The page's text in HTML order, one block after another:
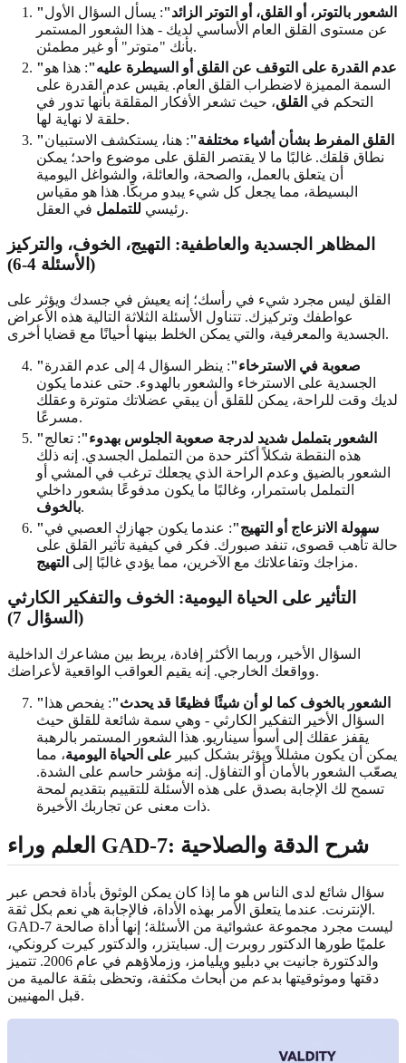
"الشعور بالتوتر، أو القلق، أو التوتر الزائد": يسأل السؤال الأول
عن مستوى القلق العام الأساسي لديك - هذا الشعور المستمر
بأنك "متوتر" أو غير مطمئن.
"عدم القدرة على التوقف عن القلق أو السيطرة عليه": هذا هو
السمة المميزة لاضطراب القلق العام. يقيس عدم القدرة على
التحكم في القلق، حيث تشعر الأفكار المقلقة بأنها تدور في
حلقة لا نهاية لها.
"القلق المفرط بشأن أشياء مختلفة": هنا، يستكشف الاستبيان
نطاق قلقك. غالبًا ما لا يقتصر القلق على موضوع واحد؛ يمكن
أن يتعلق بالعمل، والصحة، والعائلة، والشواغل اليومية
البسيطة، مما يجعل كل شيء يبدو مربكًا. هذا هو مقياس
رئيسي للتململ في العقل.
المظاهر الجسدية والعاطفية: التهيج، الخوف، والتركيز
(الأسئلة 4-6)
القلق ليس مجرد شيء في رأسك؛ إنه يعيش في جسدك ويؤثر على
عواطفك وتركيزك. تتناول الأسئلة الثلاثة التالية هذه الأعراض
الجسدية والمعرفية، والتي يمكن الخلط بينها أحيانًا مع قضايا أخرى.
"صعوبة في الاسترخاء"
: ينظر السؤال 4 إلى عدم القدرة
الجسدية على الاسترخاء والشعور بالهدوء. حتى عندما يكون
لديك وقت للراحة، يمكن للقلق أن يبقي عضلاتك متوترة وعقلك
مسرعًا.
"الشعور بتململ شديد لدرجة صعوبة الجلوس بهدوء": تعالج
هذه النقطة شكلاً أكثر حدة من التململ الجسدي. إنه ذلك
الشعور بالضيق وعدم الراحة الذي يجعلك ترغب في المشي أو
التململ باستمرار، وغالبًا ما يكون مدفوعًا بشعور داخلي
بالخوف.
"سهولة الانزعاج أو التهيج": عندما يكون جهازك العصبي في
حالة تأهب قصوى، تنفد صبورك. فكر في كيفية تأثير القلق على
مزاجك وتفاعلاتك مع الآخرين، مما يؤدي غالبًا إلى التهيج .
التأثير على الحياة اليومية: الخوف والتفكير الكارثي
(السؤال 7)
السؤال الأخير، وربما الأكثر إفادة، يربط بين مشاعرك الداخلية
وواقعك الخارجي. إنه يقيم العواقب الواقعية لأعراضك.
"الشعور بالخوف كما لو أن شيئًا فظيعًا قد يحدث": يفحص هذا
السؤال الأخير التفكير الكارثي - وهي سمة شائعة للقلق حيث
يقفز عقلك إلى أسوأ سيناريو. هذا الشعور المستمر بالرهبة
يمكن أن يكون مشللاً ويؤثر بشكل كبير على الحياة اليومية، مما
يصعّب الشعور بالأمان أو التفاؤل. إنه مؤشر حاسم على الشدة.
تسمح لك الإجابة بصدق على هذه الأسئلة للتقييم بتقديم لمحة
ذات معنى عن تجاربك الأخيرة.
العلم وراء GAD-7: شرح الدقة والصلاحية
سؤال شائع لدى الناس هو ما إذا كان يمكن الوثوق بأداة فحص عبر
الإنترنت. عندما يتعلق الأمر بهذه الأداة، فالإجابة هي نعم بكل ثقة.
GAD-7 ليست مجرد مجموعة عشوائية من الأسئلة؛ إنها أداة صالحة
علميًا طورها الدكتور روبرت إل. سبايتزر، والدكتور كيرت كرونكي،
والدكتورة جانيت بي دبليو ويليامز، وزملاؤهم في عام 2006. تتميز
دقتها وموثوقيتها بدعم من أبحاث مكثفة، وتحظى بثقة عالمية من
قبل المهنيين.